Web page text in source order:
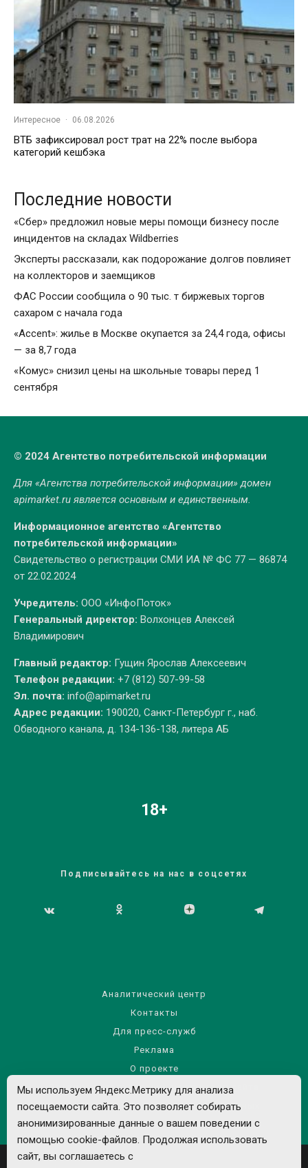
Интересное · 06.08.2026
ВТБ зафиксировал рост трат на 22% после выбора
категорий кешбэка
Последние новости
«Сбер» предложил новые меры помощи бизнесу после
инцидентов на складах Wildberries
Эксперты рассказали, как подорожание долгов повлияет
на коллекторов и заемщиков
ФАС России сообщила о 90 тыс. т биржевых торгов
сахаром с начала года
«Accent»: жилье в Москве окупается за 24,4 года, офисы
— за 8,7 года
«Комус» снизил цены на школьные товары перед 1
сентября
© 2024 Агентство потребительской информации
Для «Агентства потребительской информации» домен
apimarket.ruявляется основным и единственным.
Информационное агентство «Агентство
потребительской информации»
Свидетельство о регистрации СМИ ИА № ФС 77 — 86874
от 22.02.2024
Учредитель: ООО «ИнфоПоток»
Генеральный директор: Волхонцев Алексей
Владимирович
Главный редактор: Гущин Ярослав Алексеевич
Телефон редакции: +7 (812) 507-99-58
Эл. почта: info@apimarket.ru
Адрес редакции: 190020, Санкт-Петербург г., наб.
Обводного канала, д. 134-136-138, литера АБ
18+
Подписывайтесь на нас в соцсетях
Аналитический центр
Контакты
Для пресс-служб
Реклама
О проекте
Правила использования материалов сайта
Политика обработки персональных данных
Мы используем Яндекс.Метрику для анализа
посещаемости сайта. Это позволяет собирать
анонимизированные данные о вашем поведении с
помощью cookie-файлов. Продолжая использовать
сайт, вы соглашаетесь с